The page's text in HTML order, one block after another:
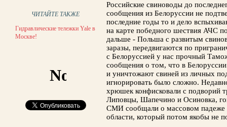
ЧИТАЙТЕ ТАКЖЕ
Гидравлические тележки Yale в
Москве!
Российские свиноводы до
сообщения из Белоруссии не
последние годы то и дело
на карте победного шествия АЧС
дальше - Польша с развитым
заразы, передвигаются по
с Белоруссией у нас прочный
сообщения о том, что в
и уничтожают свиней из личных
игнорировать было сложно.
хрюшек конфисковали с подворий
Липовцы, Шапечино и Осиновка,
СМИ сообщали о массовом падеже
области, который потом якобы не